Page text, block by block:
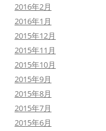
2016年2月
2016年1月
2015年12月
2015年11月
2015年10月
2015年9月
2015年8月
2015年7月
2015年6月